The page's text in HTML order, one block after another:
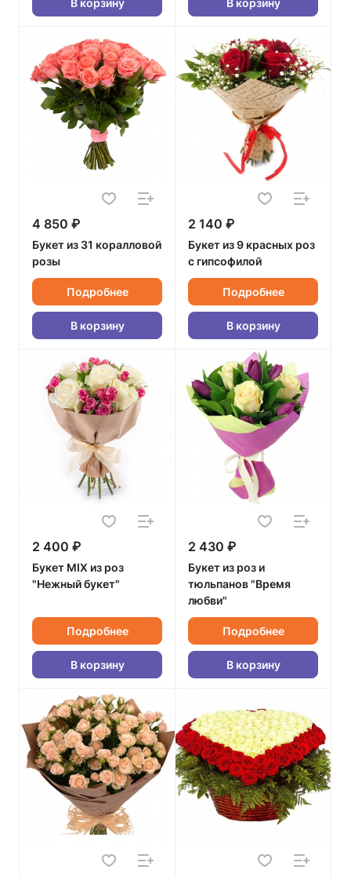
4 850 ₽
Букет из 31 коралловой
розы
Подробнее
В корзину
2 140 ₽
Букет из 9 красных роз
с гипсофилой
Подробнее
В корзину
2 400 ₽
Букет MIX из роз
"Нежный букет"
Подробнее
В корзину
2 430 ₽
Букет из роз и
тюльпанов "Время
любви"
Подробнее
В корзину